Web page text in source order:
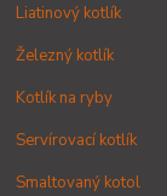
Liatinový kotlík
Železný kotlík
Kotlík na ryby
Servírovací kotlík
Smaltovaný kotol